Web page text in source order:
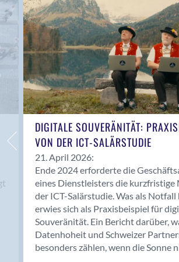
Anwil
Appenzell
Au SG
Baar
Baden
Balsthal
Balzers
Basel
Bassersdorf
Belp
Bendern
Benken (SG)
Bergdietikon
Berlin
Bern
Bern - Liebefeld
DIGITALE SOUVERÄNITÄT:
VON DER ICT-SALÄRSTUDIE
21. April 2026:
Ende 2024 erforderte die
eines Dienstleisters die kurzfristige
der ICT-Salärstudie. Was als Notfall
erwies sich als Praxisbeispiel für
Souveränität. Ein Bericht darüber,
Datenhoheit und Schweizer
besonders zählen, wenn die Sonne